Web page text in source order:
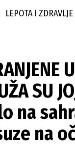
LEPOTA I ZDRAVLJE
SU
na
na